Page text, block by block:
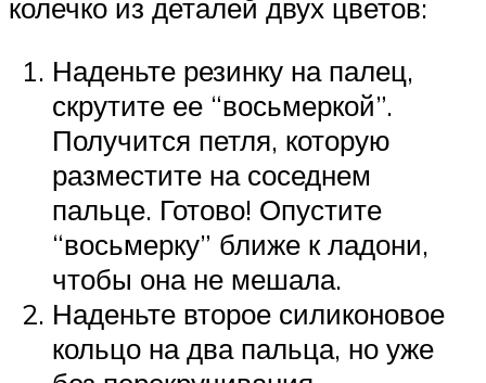
колечко из деталей двух цветов:
Наденьте резинку на палец,
скрутите ее “восьмеркой”.
Получится петля, которую
разместите на соседнем
пальце. Готово! Опустите
“восьмерку” ближе к ладони,
чтобы она не мешала.
Наденьте второе силиконовое
кольцо на два пальца, но уже